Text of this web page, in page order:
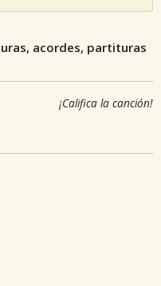
acordes, partituras
¡Califica la canción!